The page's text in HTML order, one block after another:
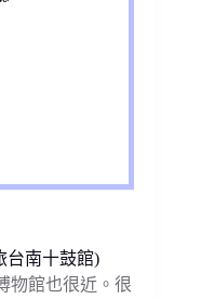
台南十鼓館)
物館也很近。很